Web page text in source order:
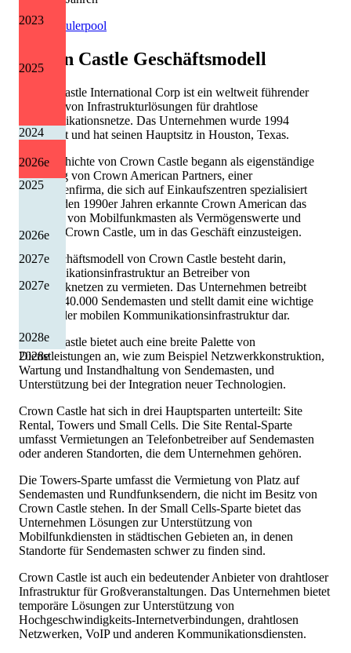
2025
2026e
2027e
2028e
2023
2024
2025
2026e
2027e
2028e
Quelle: Eulerpool
Crown Castle Geschäftsmodell
Crown Castle International Corp ist ein weltweit führender
Anbieter von Infrastrukturlösungen für drahtlose
Kommunikationsnetze. Das Unternehmen wurde 1994
gegründet und hat seinen Hauptsitz in Houston, Texas.
Die Geschichte von Crown Castle begann als eigenständige
Abteilung von Crown American Partners, einer
Immobilienfirma, die sich auf Einkaufszentren spezialisiert
hatte. In den 1990er Jahren erkannte Crown American das
Potenzial von Mobilfunkmasten als Vermögenswerte und
gründete Crown Castle, um in das Geschäft einzusteigen.
Das Geschäftsmodell von Crown Castle besteht darin,
Kommunikationsinfrastruktur an Betreiber von
Mobilfunknetzen zu vermieten. Das Unternehmen betreibt
mehr als 40.000 Sendemasten und stellt damit eine wichtige
Rolle in der mobilen Kommunikationsinfrastruktur dar.
Crown Castle bietet auch eine breite Palette von
Dienstleistungen an, wie zum Beispiel Netzwerkkonstruktion,
Wartung und Instandhaltung von Sendemasten, und
Unterstützung bei der Integration neuer Technologien.
Crown Castle hat sich in drei Hauptsparten unterteilt: Site
Rental, Towers und Small Cells. Die Site Rental-Sparte
umfasst Vermietungen an Telefonbetreiber auf Sendemasten
oder anderen Standorten, die dem Unternehmen gehören.
Die Towers-Sparte umfasst die Vermietung von Platz auf
Sendemasten und Rundfunksendern, die nicht im Besitz von
Crown Castle stehen. In der Small Cells-Sparte bietet das
Unternehmen Lösungen zur Unterstützung von
Mobilfunkdiensten in städtischen Gebieten an, in denen
Standorte für Sendemasten schwer zu finden sind.
Crown Castle ist auch ein bedeutender Anbieter von drahtloser
Infrastruktur für Großveranstaltungen. Das Unternehmen bietet
temporäre Lösungen zur Unterstützung von
Hochgeschwindigkeits-Internetverbindungen, drahtlosen
Netzwerken, VoIP und anderen Kommunikationsdiensten.